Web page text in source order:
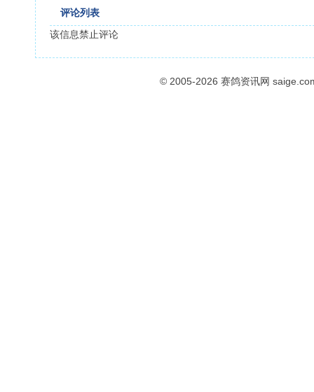
评论列表
该信息禁止评论
© 2005-2026 赛鸽资讯网